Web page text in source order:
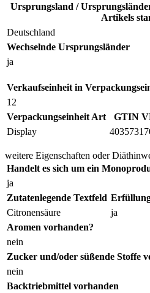
Ursprungsland /
Artikels
Deutschland
Wechselnde Ursprungsländer
ja
Verkaufseinheit in
12
Verpackungseinheit Art
Display
GTIN
weitere Eigenschaften oder
Handelt es sich um ein
ja
Zutatenlegende Textfeld
Citronensäure
ja
Aromen vorhanden?
nein
Zucker und/oder süßende Stoffe
nein
Backtriebmittel vorhanden